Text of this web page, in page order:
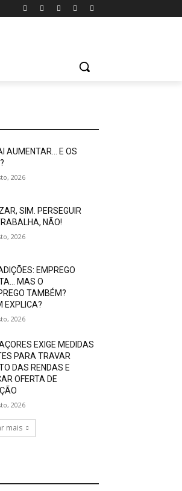
AUMENTAR… E OS
2026
SIM. PERSEGUIR
NÃO!
2026
EMPREGO
MAS O
TAMBÉM?
EXPLICA?
2026
EXIGE MEDIDAS
PARA TRAVAR
DAS RENDAS E
OFERTA DE
2026
mais